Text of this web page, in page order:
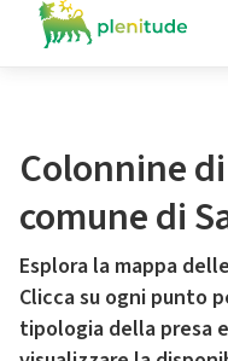
Colonnine
comune di
Esplora la mappa
Clicca su ogni punto
tipologia della presa